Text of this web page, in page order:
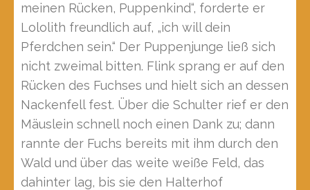
meinen Rücken, Puppenkind“, forderte er
Lololith freundlich auf, „ich will dein
Pferdchen sein.“ Der Puppenjunge ließ sich
nicht zweimal bitten. Flink sprang er auf den
Rücken des Fuchses und hielt sich an dessen
Nackenfell fest. Über die Schulter rief er den
Mäuslein schnell noch einen Dank zu; dann
rannte der Fuchs bereits mit ihm durch den
Wald und über das weite weiße Feld, das
dahinter lag, bis sie den Halterhof